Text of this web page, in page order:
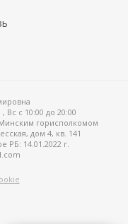
Вс c 10:00 до 20:00
Минским горисполкомом
дом 4, кв. 141
РБ: 14.01.2022 г.